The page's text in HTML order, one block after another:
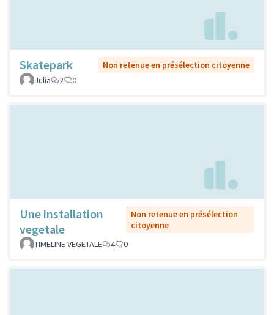
Skatepark
Non retenue en présélection citoyenne
Julia
2 0
Une installation
vegetale
Non retenue en présélection
citoyenne
TIMELINE VEGETALE
4 0